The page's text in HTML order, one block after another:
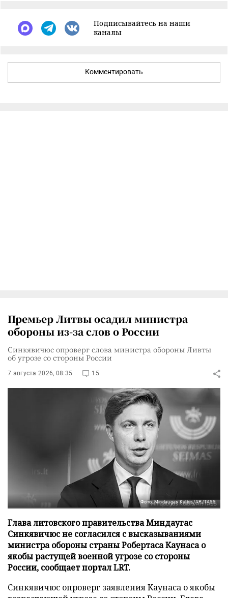
Подписывайтесь на наши
каналы
Комментировать
Премьер Литвы осадил министра
обороны из-за слов о России
Синкявичюс опроверг слова министра обороны Ливты
об угрозе со стороны России
7 августа 2026, 08:35 15
Фото: Mindaugas Kulbis/AP/TASS
Глава литовского правительства Миндаугас
Синкявичюс не согласился с высказываниями
министра обороны страны Робертаса Каунаса о
якобы растущей военной угрозе со стороны
России, сообщает портал LRT.
Синкявичюс опроверг заявления Каунаса о якобы